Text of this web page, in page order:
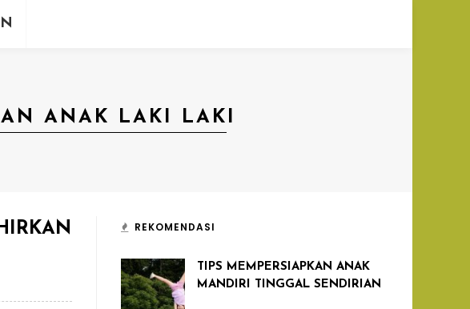
ANAK LAKI LAKI
REKOMENDASI
TIPS MEMPERSIAPKAN ANAK
MANDIRI TINGGAL SENDIRIAN